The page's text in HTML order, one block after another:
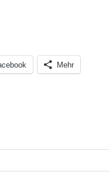
Mehr